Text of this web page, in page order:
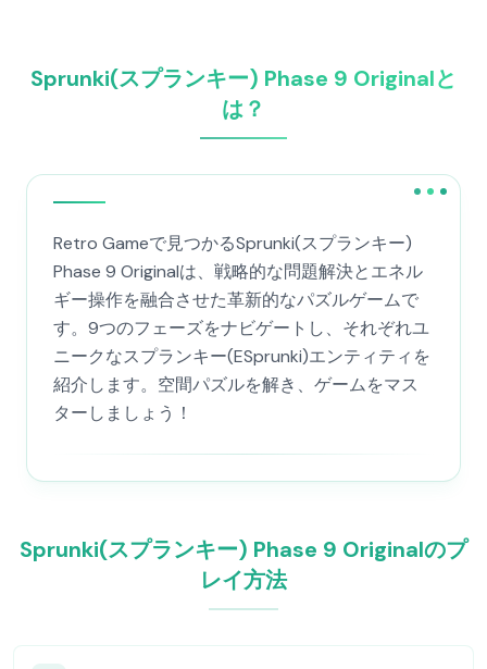
Sprunki(スプランキー) Phase 9 Originalと
は？
Retro Gameで見つかるSprunki(スプランキー)
Phase 9 Originalは、戦略的な問題解決とエネル
ギー操作を融合させた革新的なパズルゲームで
す。9つのフェーズをナビゲートし、それぞれユ
ニークなスプランキー(ESprunki)エンティティを
紹介します。空間パズルを解き、ゲームをマス
ターしましょう！
Sprunki(スプランキー) Phase 9 Originalのプ
レイ方法